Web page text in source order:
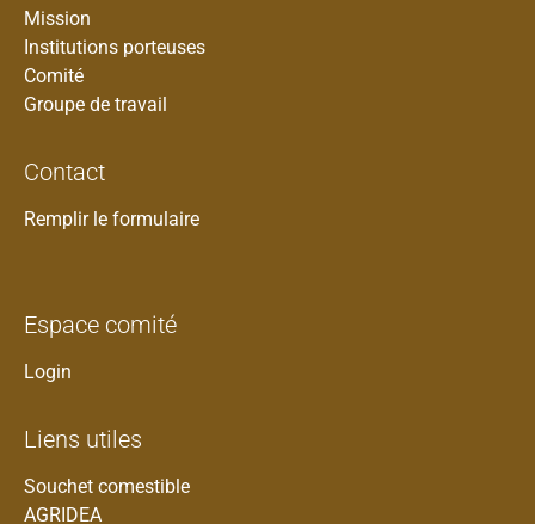
Mission
Institutions porteuses
Comité
Groupe de travail
Contact
Remplir le formulaire
Espace comité
Login
Liens utiles
Souchet comestible
AGRIDEA